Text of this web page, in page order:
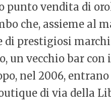
punto vendita di
che, assieme al
di prestigiosi
un vecchio bar
nel 2006,
di via della